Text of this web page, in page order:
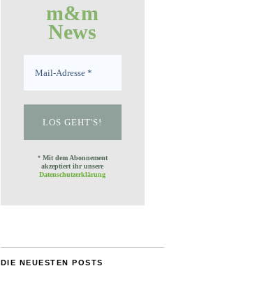
m&m
News
* Mit dem Abonnement
akzeptiert ihr unsere
Datenschutzerklärung
DIE NEUESTEN POSTS